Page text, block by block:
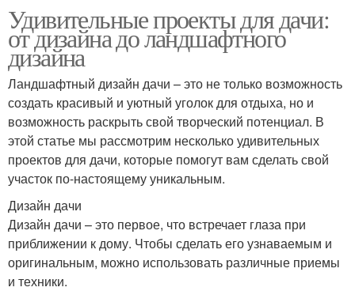
Удивительные проекты для дачи:
от дизайна до ландшафтного
дизайна
Ландшафтный дизайн дачи – это не только возможность
создать красивый и уютный уголок для отдыха, но и
возможность раскрыть свой творческий потенциал. В
этой статье мы рассмотрим несколько удивительных
проектов для дачи, которые помогут вам сделать свой
участок по-настоящему уникальным.
Дизайн дачи
Дизайн дачи – это первое, что встречает глаза при
приближении к дому. Чтобы сделать его узнаваемым и
оригинальным, можно использовать различные приемы
и техники.